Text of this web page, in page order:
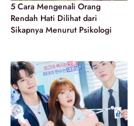
5 Cara Mengenali Orang
Rendah Hati Dilihat dari
Sikapnya Menurut Psikologi